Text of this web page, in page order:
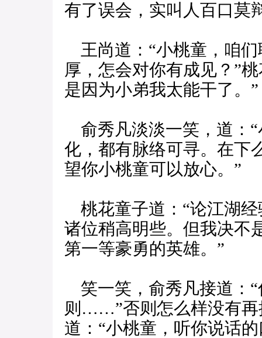
有了误会，实叫人百口莫
王尚道：“小桃童，咱
厚，怎会对你有成见？”
是因为小弟我太能干了。”
俞秀凡淡淡一笑，道：
化，都有脉络可寻。在下
望你小桃童可以放心。”
桃花童子道：“论江湖
诸位稍高明些。但我决不
第一等豪勇的英雄。”
笑一笑，俞秀凡接道：
则……”否则怎么样没有再
道：“小桃童，听你说话